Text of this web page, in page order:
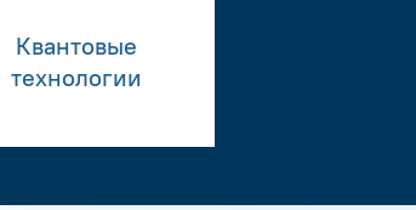
Квантовые
технологии